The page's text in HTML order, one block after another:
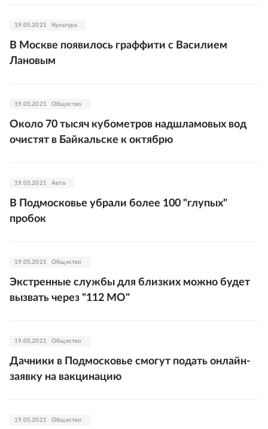
19.05.2021 Культура
В Москве появилось граффити с Василием
Лановым
19.05.2021 Общество
Около 70 тысяч кубометров надшламовых вод
очистят в Байкальске к октябрю
19.05.2021 Авто
В Подмосковье убрали более 100 "глупых"
пробок
19.05.2021 Общество
Экстренные службы для близких можно будет
вызвать через "112 МО"
19.05.2021 Общество
Дачники в Подмосковье смогут подать онлайн-
заявку на вакцинацию
19.05.2021 Общество